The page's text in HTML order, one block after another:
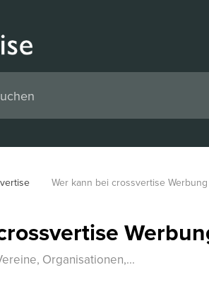
Wer kann bei crossvertise
Organisationen,...